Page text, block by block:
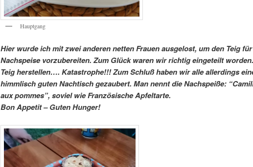
Hauptgang
Hier wurde ich mit zwei anderen netten Frauen ausgelost, um den Teig
Nachspeise vorzubereiten. Zum Glück waren wir richtig eingeteilt
Teig herstellen…. Katastrophe!!! Zum Schluß haben wir alle allerdings
himmlisch guten Nachtisch gezaubert. Man nennt die Nachspeiße:
aux pommes”, soviel wie Französische Apfeltarte.
Bon Appetit – Guten Hunger!